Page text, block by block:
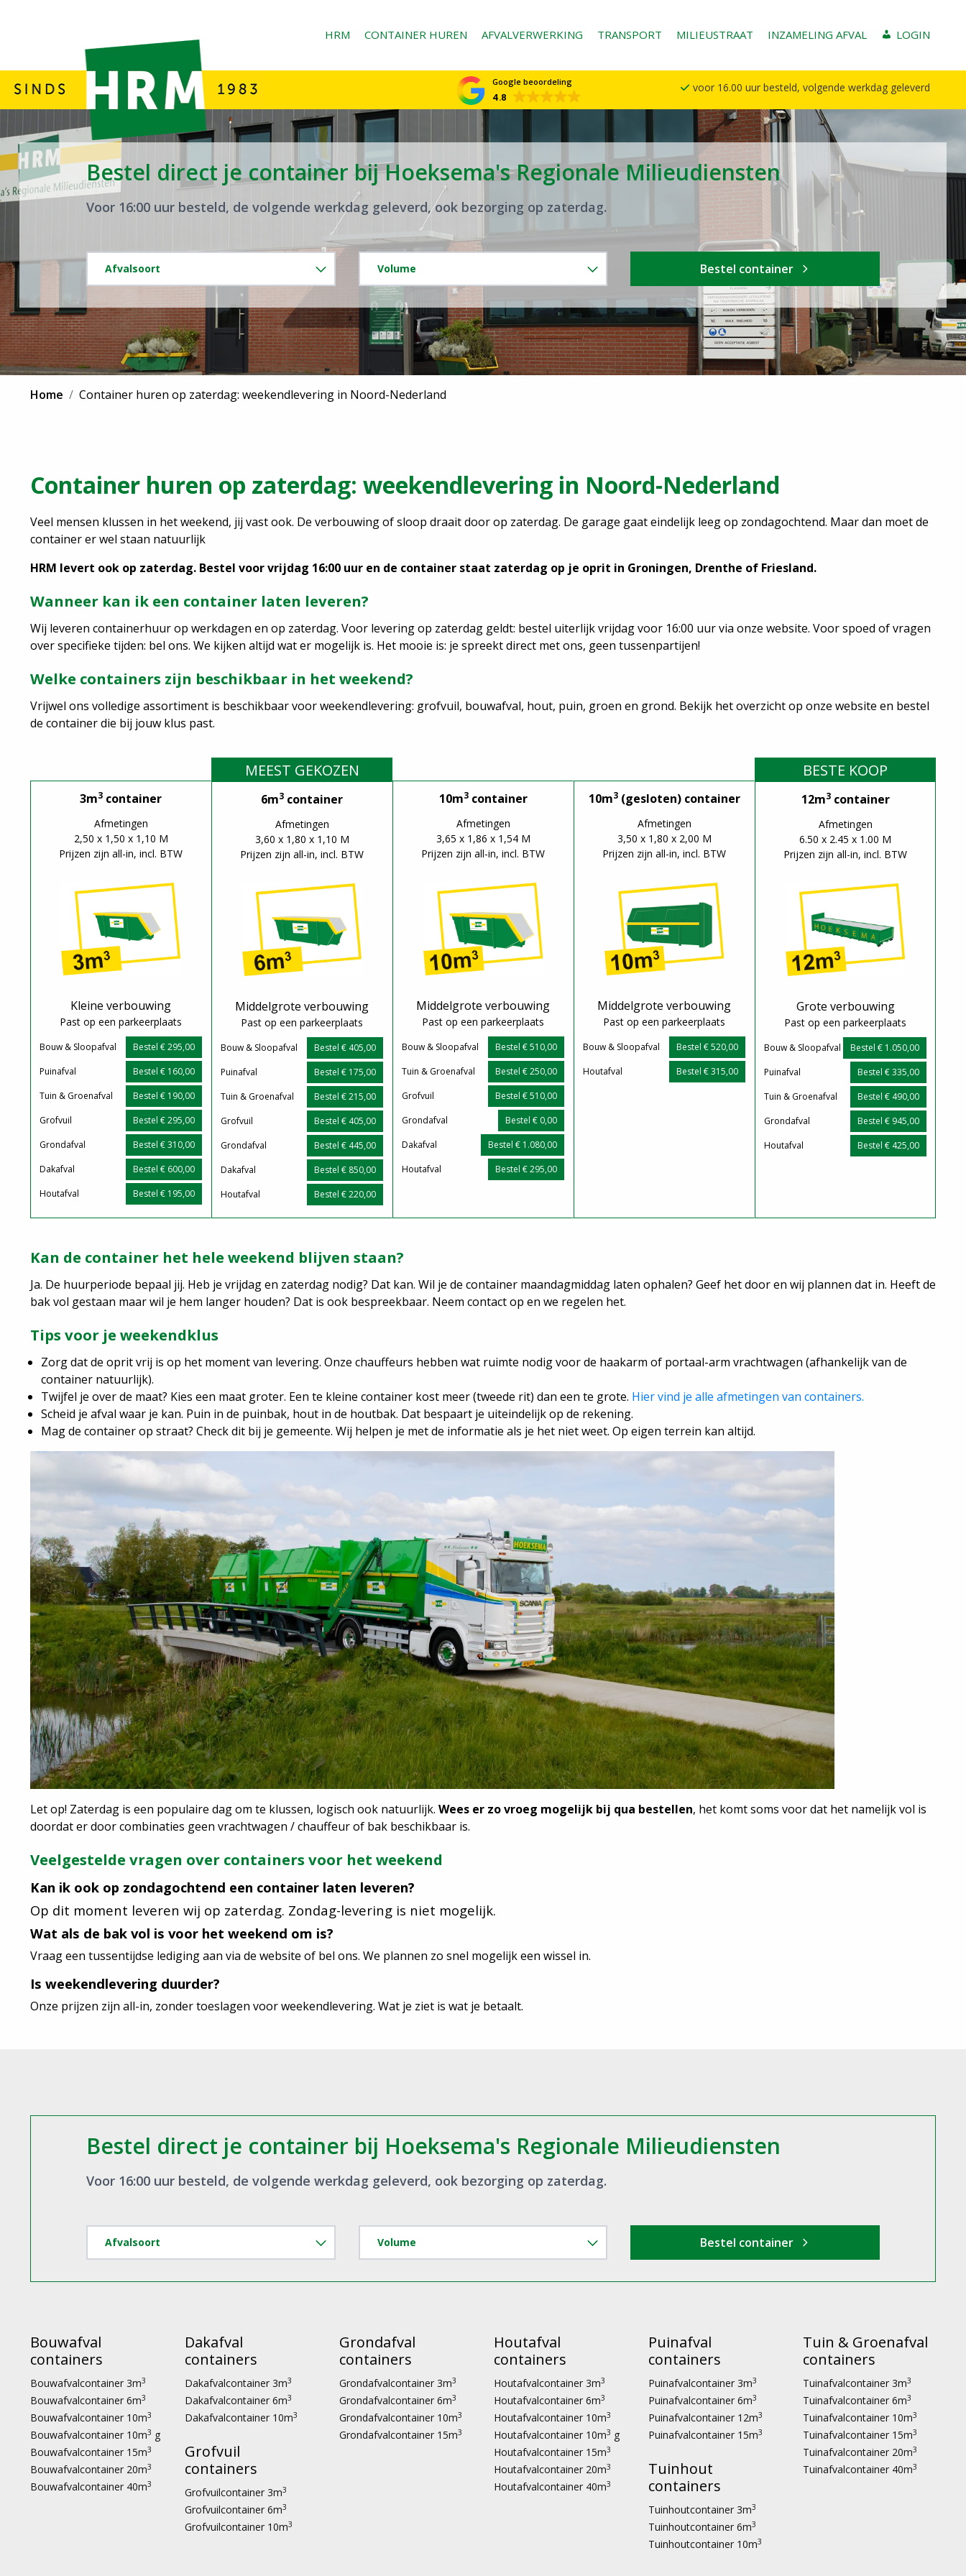
HRM CONTAINER HUREN AFVALVERWERKING TRANSPORT MILIEUSTRAAT INZAMELING AFVAL LOGIN
Google beoordeling
4.8
voor 16.00 uur besteld, volgende werkdag geleverd
Home Container huren op zaterdag: weekendlevering in Noord-Nederland
Container huren op zaterdag: weekendlevering in Noord-Nederland
Veel mensen klussen in het weekend, jij vast ook. De verbouwing of sloop draait door op zaterdag. De garage gaat eindelijk leeg op zondagochtend. Maar dan moet de
container er wel staan natuurlijk
HRM levert ook op zaterdag. Bestel voor vrijdag 16:00 uur en de container staat zaterdag op je oprit in Groningen, Drenthe of Friesland.
Wanneer kan ik een container laten leveren?
Wij leveren containerhuur op werkdagen en op zaterdag. Voor levering op zaterdag geldt: bestel uiterlijk vrijdag voor 16:00 uur via onze website. Voor spoed of vragen
over specifieke tijden: bel ons. We kijken altijd wat er mogelijk is. Het mooie is: je spreekt direct met ons, geen tussenpartijen!
Welke containers zijn beschikbaar in het weekend?
Vrijwel ons volledige assortiment is beschikbaar voor weekendlevering: grofvuil, bouwafval, hout, puin, groen en grond. Bekijk het overzicht op onze website en bestel
de container die bij jouw klus past.
3m3 container
Afmetingen
2,50 x 1,50 x 1,10 M
Prijzen zijn all-in, incl. BTW
Kleine verbouwing
Past op een parkeerplaats
Bouw & Sloopafval
Bestel € 295,00
Puinafval
Bestel € 160,00
Tuin & Groenafval
Bestel € 190,00
Grofvuil
Bestel € 295,00
Grondafval
Bestel € 310,00
Dakafval
Bestel € 600,00
Houtafval
Bestel € 195,00
MEEST GEKOZEN
6m3 container
Afmetingen
3,60 x 1,80 x 1,10 M
Prijzen zijn all-in, incl. BTW
Middelgrote verbouwing
Past op een parkeerplaats
Bouw & Sloopafval
Bestel € 405,00
Puinafval
Bestel € 175,00
Tuin & Groenafval
Bestel € 215,00
Grofvuil
Bestel € 405,00
Grondafval
Bestel € 445,00
Dakafval
Bestel € 850,00
Houtafval
Bestel € 220,00
10m3container
Afmetingen
3,65 x 1,86 x 1,54 M
Prijzen zijn all-in, incl. BTW
Middelgrote verbouwing
Past op een parkeerplaats
Bouw & Sloopafval
Bestel € 510,00
Tuin & Groenafval
Bestel € 250,00
Grofvuil
Bestel € 510,00
Grondafval
Bestel € 0,00
Dakafval
Bestel € 1.080,00
Houtafval
Bestel € 295,00
10m3(gesloten) container
Afmetingen
3,50 x 1,80 x 2,00 M
Prijzen zijn all-in, incl. BTW
Middelgrote verbouwing
Past op een parkeerplaats
Bouw & Sloopafval
Bestel € 520,00
Houtafval
Bestel € 315,00
BESTE KOOP
12m3container
Afmetingen
6.50 x 2.45 x 1.00 M
Prijzen zijn all-in, incl. BTW
Grote verbouwing
Past op een parkeerplaats
Bouw & Sloopafval
Bestel € 1.050,00
Puinafval
Bestel € 335,00
Tuin & Groenafval
Bestel € 490,00
Grondafval
Bestel € 945,00
Houtafval
Bestel € 425,00
Kan de container het hele weekend blijven staan?
Ja. De huurperiode bepaal jij. Heb je vrijdag en zaterdag nodig? Dat kan. Wil je de container maandagmiddag laten ophalen? Geef het door en wij plannen dat in. Heeft de
bak vol gestaan maar wil je hem langer houden? Dat is ook bespreekbaar. Neem contact op en we regelen het.
Tips voor je weekendklus
Zorg dat de oprit vrij is op het moment van levering. Onze chauffeurs hebben wat ruimte nodig voor de haakarm of portaal-arm vrachtwagen (afhankelijk van de
container natuurlijk).
Twijfel je over de maat? Kies een maat groter. Een te kleine container kost meer (tweede rit) dan een te grote. Hier vind je alle afmetingen van containers.
Scheid je afval waar je kan. Puin in de puinbak, hout in de houtbak. Dat bespaart je uiteindelijk op de rekening.
Mag de container op straat? Check dit bij je gemeente. Wij helpen je met de informatie als je het niet weet. Op eigen terrein kan altijd.
Let op! Zaterdag is een populaire dag om te klussen, logisch ook natuurlijk. Wees er zo vroeg mogelijk bij qua bestellen, het komt soms voor dat het namelijk vol is
doordat er door combinaties geen vrachtwagen / chauffeur of bak beschikbaar is.
Veelgestelde vragen over containers voor het weekend
Kan ik ook op zondagochtend een container laten leveren?
Op dit moment leveren wij op zaterdag. Zondag-levering is niet mogelijk.
Wat als de bak vol is voor het weekend om is?
Vraag een tussentijdse lediging aan via de website of bel ons. We plannen zo snel mogelijk een wissel in.
Is weekendlevering duurder?
Onze prijzen zijn all-in, zonder toeslagen voor weekendlevering. Wat je ziet is wat je betaalt.
Bouwafval
containers
Bouwafvalcontainer 3m3
Bouwafvalcontainer 6m3
Bouwafvalcontainer 10m3
Bouwafvalcontainer 10m3 g
Bouwafvalcontainer 15m3
Bouwafvalcontainer 20m3
Bouwafvalcontainer 40m3
Dakafval
containers
Dakafvalcontainer 3m3
Dakafvalcontainer 6m3
Dakafvalcontainer 10m3
Grofvuil
containers
Grofvuilcontainer 3m3
Grofvuilcontainer 6m3
Grofvuilcontainer 10m3
Grondafval
containers
Grondafvalcontainer 3m3
Grondafvalcontainer 6m3
Grondafvalcontainer 10m3
Grondafvalcontainer 15m3
Houtafval
containers
Houtafvalcontainer 3m3
Houtafvalcontainer 6m3
Houtafvalcontainer 10m3
Houtafvalcontainer 10m3 g
Houtafvalcontainer 15m3
Houtafvalcontainer 20m3
Houtafvalcontainer 40m3
Puinafval
containers
Puinafvalcontainer 3m3
Puinafvalcontainer 6m3
Puinafvalcontainer 12m3
Puinafvalcontainer 15m3
Tuinhout
containers
Tuinhoutcontainer 3m3
Tuinhoutcontainer 6m3
Tuinhoutcontainer 10m3
Tuin & Groenafval
containers
Tuinafvalcontainer 3m3
Tuinafvalcontainer 6m3
Tuinafvalcontainer 10m3
Tuinafvalcontainer 15m3
Tuinafvalcontainer 20m3
Tuinafvalcontainer 40m3